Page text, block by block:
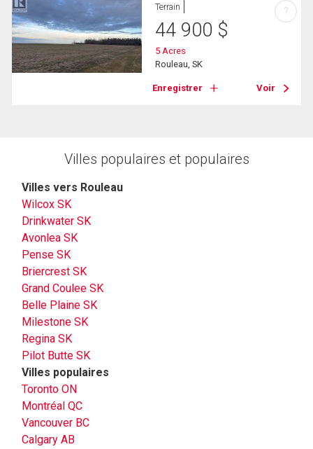
Terrain
44 900 $
5 Acres
Rouleau, SK
Enregistrer Voir
?
Villes populaires et populaires
Villes vers Rouleau
Wilcox SK
Drinkwater SK
Avonlea SK
Pense SK
Briercrest SK
Grand Coulee SK
Belle Plaine SK
Milestone SK
Regina SK
Pilot Butte SK
Villes populaires
Toronto ON
Montréal QC
Vancouver BC
Calgary AB